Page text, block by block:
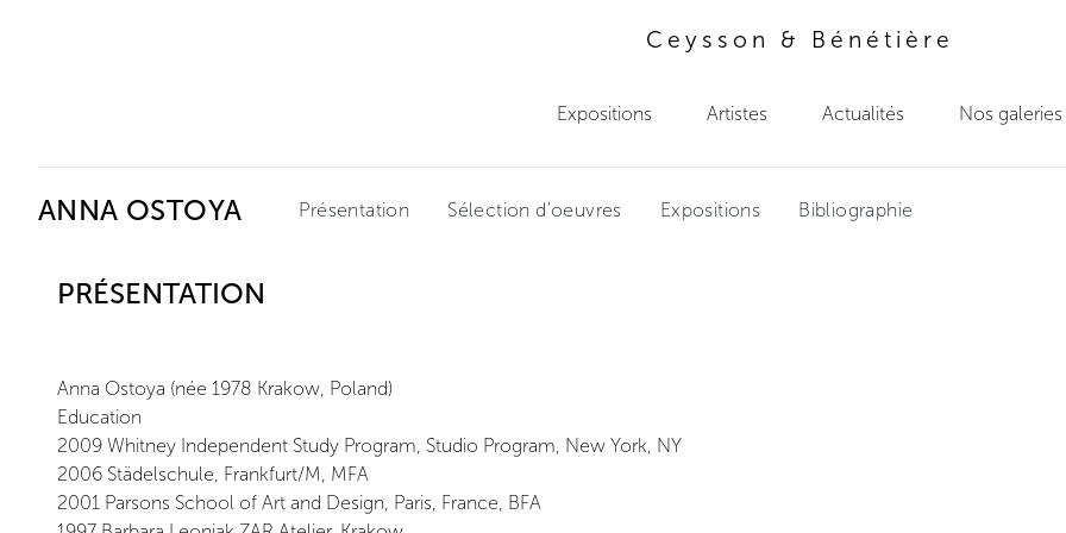
Ceysson & Bénétière
Expositions Artistes Actualités Nos galeries
ANNA OSTOYA Présentation Sélection d'oeuvres Expositions Bibliographie
PRÉSENTATION
Anna Ostoya (née 1978 Krakow, Poland)
Education
2009 Whitney Independent Study Program, Studio Program, New York, NY
2006 Städelschule, Frankfurt/M, MFA
2001 Parsons School of Art and Design, Paris, France, BFA